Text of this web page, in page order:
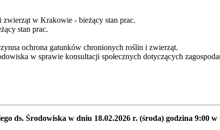
w Krakowie - bieżący stan prac.
stan prac.
ochrona gatunków chronionych roślin i zwierząt.
w sprawie konsultacji społecznych dotyczących
ds. Środowiska w dniu 18.02.2026 r. (środa) godzina 9:00